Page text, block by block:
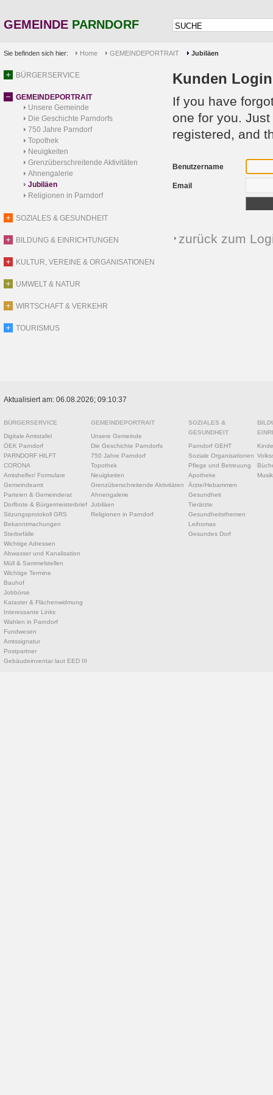
GEMEINDE PARNDORF
Sie befinden sich hier: Home GEMEINDEPORTRAIT Jubiläen
BÜRGERSERVICE
GEMEINDEPORTRAIT
Unsere Gemeinde
Die Geschichte Parndorfs
750 Jahre Parndorf
Topothek
Neuigkeiten
Grenzüberschreitende Aktivitäten
Ahnengalerie
Jubiläen
Religionen in Parndorf
SOZIALES & GESUNDHEIT
BILDUNG & EINRICHTUNGEN
KULTUR, VEREINE & ORGANISATIONEN
UMWELT & NATUR
WIRTSCHAFT & VERKEHR
TOURISMUS
Kunden
If you have
one for you.
registered, and
Benutzername
Email
zurück zum
Aktualisiert am: 06.08.2026; 09:10:37
BÜRGERSERVICE
Digitale Amtstafel
ÖEK Parndorf
PARNDORF HILFT
CORONA
Amtshelfer/ Formulare
Gemeindeamt
Parteien & Gemeinderat
Dorfbote & Bürgermeisterbrief
Sitzungsprotokoll GRS
Bekanntmachungen
Sterbefälle
Wichtige Adressen
Abwasser und Kanalisation
Müll & Sammelstellen
Wichtige Termine
Bauhof
Jobbörse
Kataster & Flächenwidmung
Interessante Links
Wahlen in Parndorf
Fundwesen
Amtssignatur
Postpartner
Gebäudeinventar laut EED III
GEMEINDEPORTRAIT
Unsere Gemeinde
Die Geschichte Parndorfs
750 Jahre Parndorf
Topothek
Neuigkeiten
Grenzüberschreitende Aktivitäten
Ahnengalerie
Jubiläen
Religionen in Parndorf
SOZIALES &
GESUNDHEIT
Parndorf GEHT
Soziale Organisationen
Pflege und Betreuung
Apotheke
Ärzte/Hebammen
Gesundheit
Tierärzte
Gesundheitsthemen
Leihomas
Gesundes Dorf